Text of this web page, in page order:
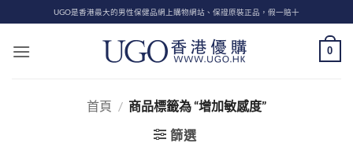
to
content
UGO是香港最大的男性保健品網上購物網站、保證原裝正品，假一賠十
0
首頁 / 商品標籤為 “增加敏感度”
篩選